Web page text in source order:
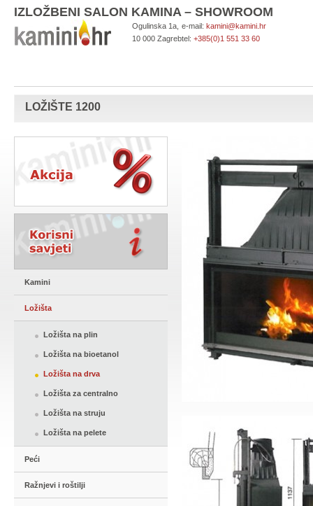
IZLOŽBENI SALON KAMINA – SHOWROOM
Ogulinska 1a,
10 000 Zagreb
e-mail: kamini@kamini.hr
tel: +385(0)1 551 33 60
LOŽIŠTE 1200
Kamini
Ložišta
Ložišta na plin
Ložišta na bioetanol
Ložišta na drva
Ložišta za centralno
Ložišta na struju
Ložišta na pelete
Peći
Ražnjevi i roštilji